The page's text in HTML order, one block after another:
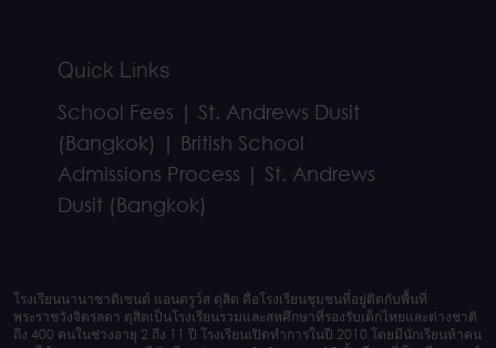
Quick Links
School Fees | St. Andrews Dusit
(Bangkok) | British School
Admissions Process | St. Andrews
Dusit (Bangkok)
โรงเรียนนานาชาติเซนต์ แอนดรูว์ส ดุสิต คือโรงเรียนชุมชนที่อยู่ติดกับพื้นที่
พระราชวังจิตรลดา ดุสิตเป็นโรงเรียนรวมและสหศึกษาที่รองรับเด็กไทยและต่างชาติ
ถึง 400 คนในช่วงอายุ 2 ถึง 11 ปี โรงเรียนเปิดทำการในปี 2010 โดยมีนักเรียนห้าคน